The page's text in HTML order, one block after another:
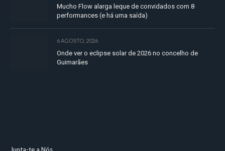
Mucho Flow alarga leque de convidados com 8
performances (e há uma saída)
6 AGOSTO, 2026
Onde ver o eclipse solar de 2026 no concelho de
Guimarães